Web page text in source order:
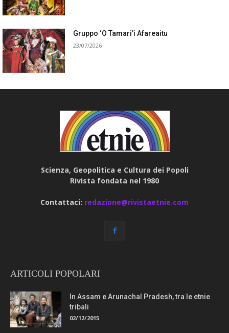
Gruppo ‘O Tamari’i Afareaitu
23/07/2026
Scienza, Geopolitica e Cultura dei Popoli
Rivista fondata nel 1980
Contattaci: redazione@rivistaetnie.com
ARTICOLI POPOLARI
In Assam e Arunachal Pradesh, tra le etnie
tribali
02/12/2015